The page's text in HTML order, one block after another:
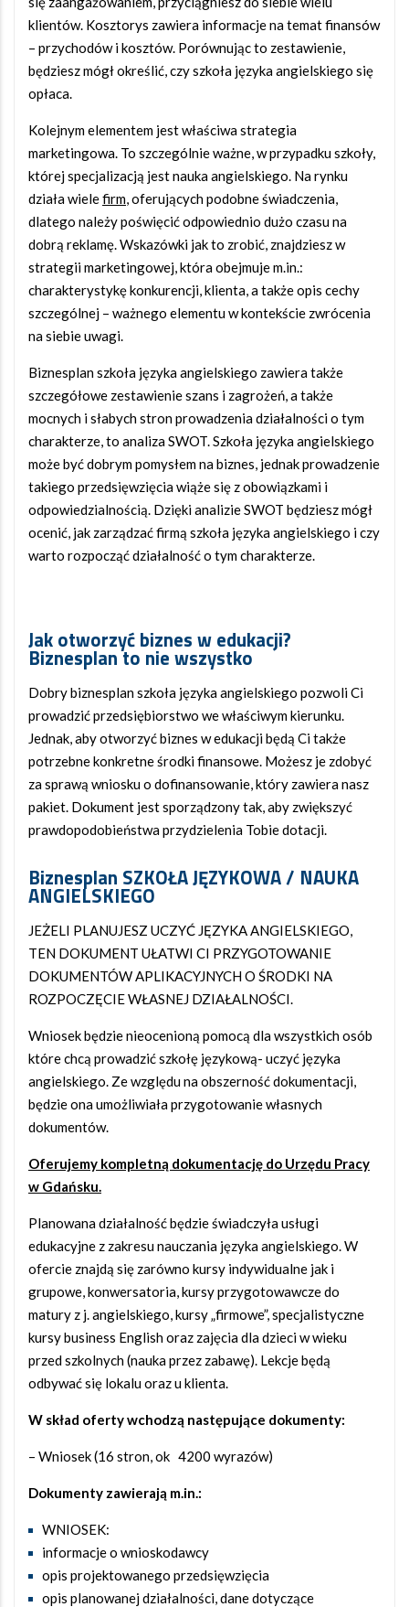
klientów. Kosztorys zawiera informacje na temat finansów
– przychodów i kosztów. Porównując to zestawienie,
będziesz mógł określić, czy szkoła języka angielskiego się
opłaca.
Kolejnym elementem jest właściwa strategia
marketingowa. To szczególnie ważne, w przypadku szkoły,
której specjalizacją jest nauka angielskiego. Na rynku
działa wielefirm, oferujących podobne świadczenia,
dlatego należy poświęcić odpowiednio dużo czasu na
dobrą reklamę. Wskazówki jak to zrobić, znajdziesz w
strategii marketingowej, która obejmuje m.in.:
charakterystykę konkurencji, klienta, a także opis cechy
szczególnej – ważnego elementu w kontekście zwrócenia
na siebie uwagi.
Biznesplan szkoła języka angielskiego zawiera także
szczegółowe zestawienie szans i zagrożeń, a także
mocnych i słabych stron prowadzenia działalności o tym
charakterze, to analiza SWOT. Szkoła języka angielskiego
może być dobrym pomysłem na biznes, jednak prowadzenie
takiego przedsięwzięcia wiąże się z obowiązkami i
odpowiedzialnością. Dzięki analizie SWOT będziesz mógł
ocenić, jak zarządzać firmą szkoła języka angielskiego i czy
warto rozpocząć działalność o tym charakterze.
Jak otworzyć biznes w edukacji?
Biznesplan to nie wszystko
Dobry biznesplan szkoła języka angielskiego pozwoli Ci
prowadzić przedsiębiorstwo we właściwym kierunku.
Jednak, aby otworzyć biznes w edukacji będą Ci także
potrzebne konkretne środki finansowe. Możesz je zdobyć
za sprawą wniosku o dofinansowanie, który zawiera nasz
pakiet. Dokument jest sporządzony tak, aby zwiększyć
prawdopodobieństwa przydzielenia Tobie dotacji.
Biznesplan SZKOŁA JĘZYKOWA / NAUKA
ANGIELSKIEGO
JEŻELI PLANUJESZ UCZYĆ JĘZYKA ANGIELSKIEGO,
TEN DOKUMENT UŁATWI CI PRZYGOTOWANIE
DOKUMENTÓW APLIKACYJNYCH O ŚRODKI NA
ROZPOCZĘCIE WŁASNEJ DZIAŁALNOŚCI.
Wniosek będzie nieocenioną pomocą dla wszystkich osób
które chcą prowadzić szkołę językową- uczyć języka
angielskiego. Ze względu na obszerność dokumentacji,
będzie ona umożliwiała przygotowanie własnych
dokumentów.
Oferujemy kompletną dokumentację do Urzędu Pracy
w Gdańsku.
Planowana działalność będzie świadczyła usługi
edukacyjne z zakresu nauczania języka angielskiego. W
ofercie znajdą się zarówno kursy indywidualne jak i
grupowe, konwersatoria, kursy przygotowawcze do
matury z j. angielskiego, kursy „firmowe”, specjalistyczne
kursy business English oraz zajęcia dla dzieci w wieku
przed szkolnych (nauka przez zabawę). Lekcje będą
odbywać się lokalu oraz u klienta.
W skład oferty wchodzą następujące dokumenty:
– Wniosek (16 stron, ok 4200 wyrazów)
Dokumenty zawierają m.in.:
WNIOSEK:
informacje o wnioskodawcy
opis projektowanego przedsięwzięcia
opis planowanej działalności, dane dotyczące